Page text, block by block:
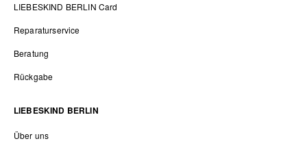
LIEBESKIND BERLIN Card
Reparaturservice
Beratung
Rückgabe
LIEBESKIND BERLIN
Über uns